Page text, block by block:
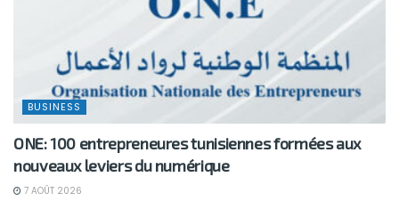
BUSINESS
ONE: 100 entrepreneures tunisiennes formées aux
nouveaux leviers du numérique
7 AOÛT 2026